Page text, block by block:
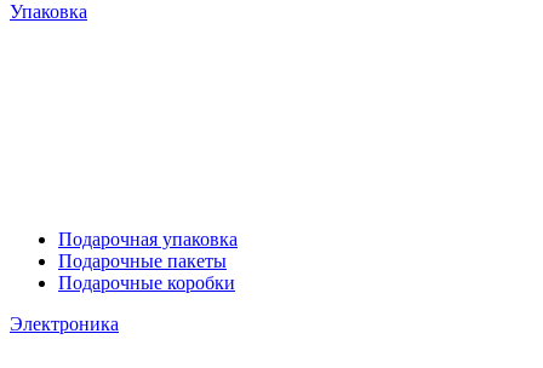
Упаковка
Подарочная упаковка
Подарочные пакеты
Подарочные коробки
Электроника